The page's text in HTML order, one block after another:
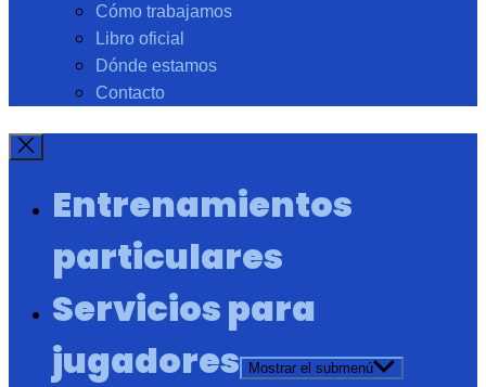
Cómo trabajamos
Libro oficial
Dónde estamos
Contacto
Entrenamientos
particulares
Servicios para
jugadores
Mostrar el submenú